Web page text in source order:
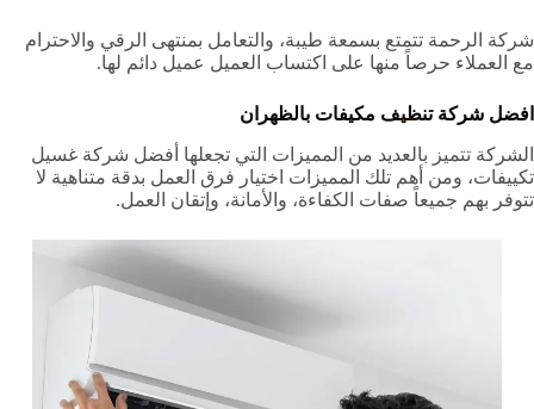
شركة الرحمة تتمتع بسمعة طيبة، والتعامل بمنتهى الرقي والاحترام
مع العملاء حرصاً منها على اكتساب العميل عميل دائم لها.
افضل شركة تنظيف مكيفات بالظهران
الشركة تتميز بالعديد من المميزات التي تجعلها أفضل شركة غسيل
تكييفات، ومن أهم تلك المميزات اختيار فرق العمل بدقة متناهية لا
تتوفر بهم جميعاً صفات الكفاءة، والأمانة، وإتقان العمل.